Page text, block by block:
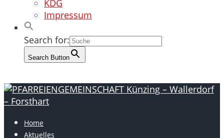
KDG
Impressum
Search for:
Search Button
Home
Aktuelles